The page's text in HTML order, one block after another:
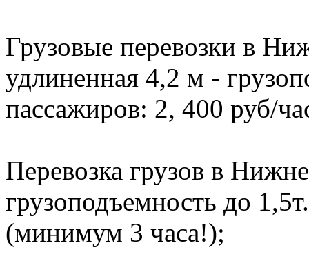
Грузовые перевозки в
удлиненная 4,2 м -
пассажиров: 2, 400 руб/
Перевозка грузов в
грузоподъемность до
(минимум 3 часа!);